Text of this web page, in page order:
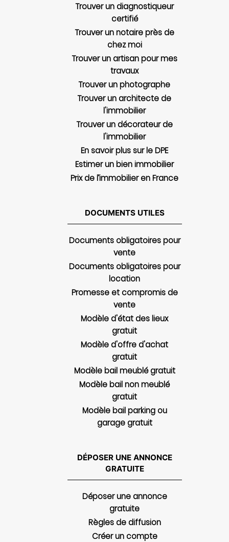
Trouver un diagnostiqueur
certifié
Trouver un notaire près de
chez moi
Trouver un artisan pour mes
travaux
Trouver un photographe
Trouver un architecte de
l'immobilier
Trouver un décorateur de
l'immobilier
En savoir plus sur le DPE
Estimer un bien immobilier
Prix de l’immobilier en France
DOCUMENTS UTILES
Documents obligatoires pour
vente
Documents obligatoires pour
location
Promesse et compromis de
vente
Modèle d'état des lieux
gratuit
Modèle d'offre d'achat
gratuit
Modèle bail meublé gratuit
Modèle bail non meublé
gratuit
Modèle bail parking ou
garage gratuit
DÉPOSER UNE ANNONCE
GRATUITE
Déposer une annonce
gratuite
Règles de diffusion
Créer un compte